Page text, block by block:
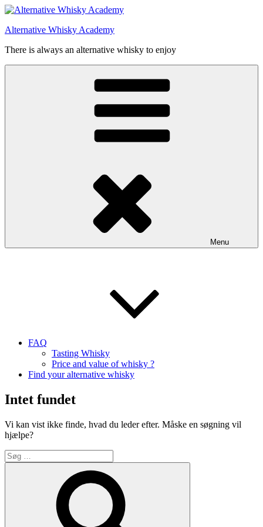
Videre
indhold
Alternative Whisky Academy
There is always an alternative whisky to enjoy
Menu
FAQ
Tasting Whisky
Price and value of whisky ?
Find your alternative whisky
Intet fundet
Vi kan vist ikke finde, hvad du leder efter. Måske en søgning vil
hjælpe?
Søg
efter: